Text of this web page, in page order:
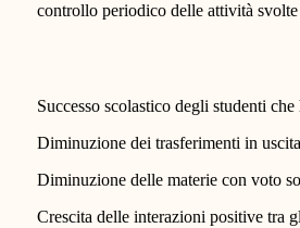
controllo periodico delle attività
Successo scolastico degli studenti
Diminuzione dei trasferimenti in
Diminuzione delle materie con voto
Crescita delle interazioni positive tra